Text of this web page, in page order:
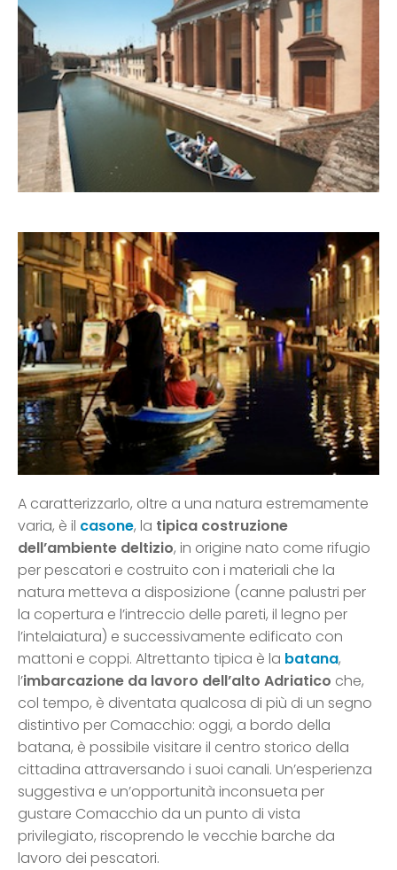
A caratterizzarlo, oltre a una natura estremamente
varia, è il casone, la tipica costruzione
dell’ambiente deltizio, in origine nato come rifugio
per pescatori e costruito con i materiali che la
natura metteva a disposizione (canne palustri per
la copertura e l’intreccio delle pareti, il legno per
l’intelaiatura) e successivamente edificato con
mattoni e coppi. Altrettanto tipica è la batana,
l’imbarcazione da lavoro dell’alto Adriatico che,
col tempo, è diventata qualcosa di più di un segno
distintivo per Comacchio: oggi, a bordo della
batana, è possibile visitare il centro storico della
cittadina attraversando i suoi canali. Un’esperienza
suggestiva e un’opportunità inconsueta per
gustare Comacchio da un punto di vista
privilegiato, riscoprendo le vecchie barche da
lavoro dei pescatori.